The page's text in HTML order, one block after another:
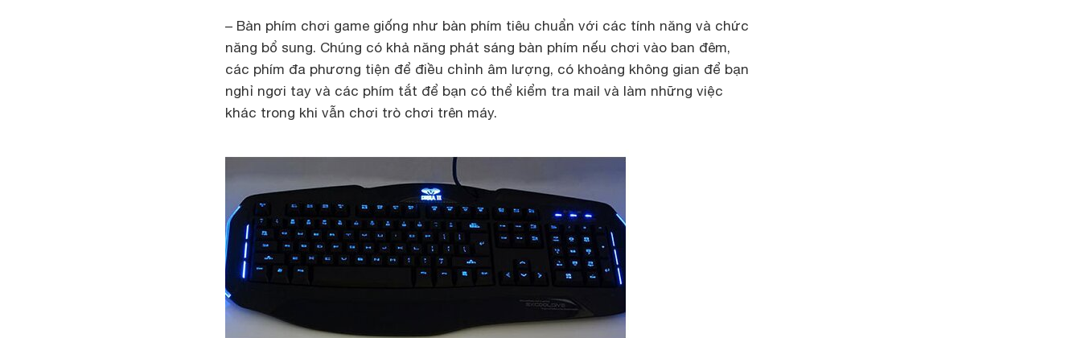
– Bàn phím chơi game giống như bàn phím tiêu chuẩn với các tính năng và chức
năng bổ sung. Chúng có khả năng phát sáng bàn phím nếu chơi vào ban đêm,
các phím đa phương tiện để điều chỉnh âm lượng, có khoảng không gian để bạn
nghỉ ngơi tay và các phím tắt để bạn có thể kiểm tra mail và làm những việc
khác trong khi vẫn chơi trò chơi trên máy.